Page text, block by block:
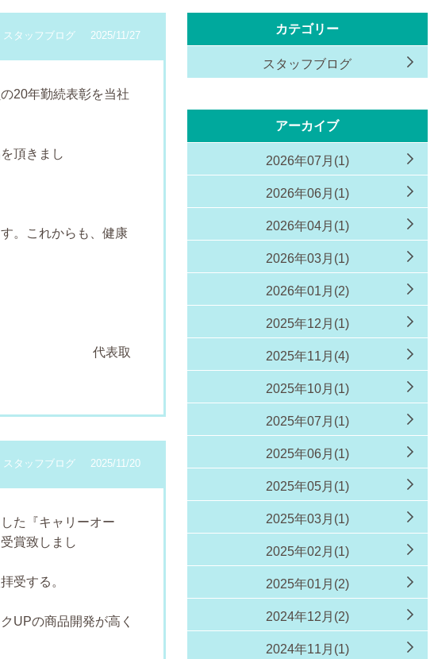
2025/11/27
スタッフブログ
20年勤続表彰を当社
頂きまし
。これからも、健康
」
取
2025/11/20
スタッフブログ
た『キャリーオー
賞致しまし
。
受する。
UPの商品開発が高く
カテゴリー
スタッフブログ
アーカイブ
2026年07月(1)
2026年06月(1)
2026年04月(1)
2026年03月(1)
2026年01月(2)
2025年12月(1)
2025年11月(4)
2025年10月(1)
2025年07月(1)
2025年06月(1)
2025年05月(1)
2025年03月(1)
2025年02月(1)
2025年01月(2)
2024年12月(2)
2024年11月(1)